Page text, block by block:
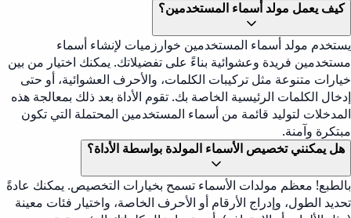
كيف يعمل مولد أسماء المستخدمين؟
يستخدم مولد أسماء المستخدمين خوارزميات لإنشاء أسماء
مستخدمين فريدة وعشوائية بناءً على تفضيلاتك. يمكنك اختيار من بين
خيارات متنوعة مثل تركيبات الكلمات، والأحرف العشوائية، أو حتى
إدخال الكلمات الرئيسية الخاصة بك. تقوم الأداة بعد ذلك بمعالجة هذه
المدخلات لتوليد قائمة من أسماء المستخدمين المحتملة التي تكون
مبتكرة وآمنة.
هل يمكنني تخصيص الأسماء المولدة بواسطة الأداة؟
بالطبع! معظم مولدات الأسماء تسمح بخيارات التخصيص. يمكنك عادةً
تحديد الطول، وإدراج الأرقام أو الأحرف الخاصة، واختيار فئات معينة